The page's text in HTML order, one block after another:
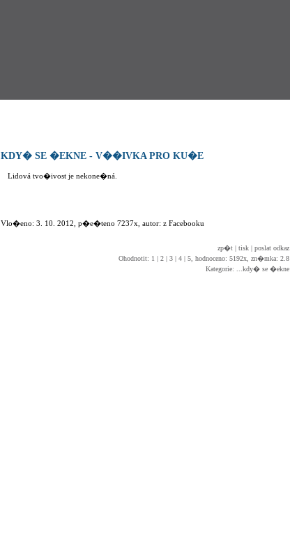
KDY� SE �EKNE - V��IVKA PRO KU�E
Lidová tvo�ivost je nekone�ná.
Vlo�eno: 3. 10. 2012, p�e�teno 7237x, autor: z Facebooku
zp�t | tisk | poslat odkaz
Ohodnotit: 1 | 2 | 3 | 4 | 5 , hodnoceno: 5192x, zn�mka: 2.8
Kategorie: ...kdy� se �ekne